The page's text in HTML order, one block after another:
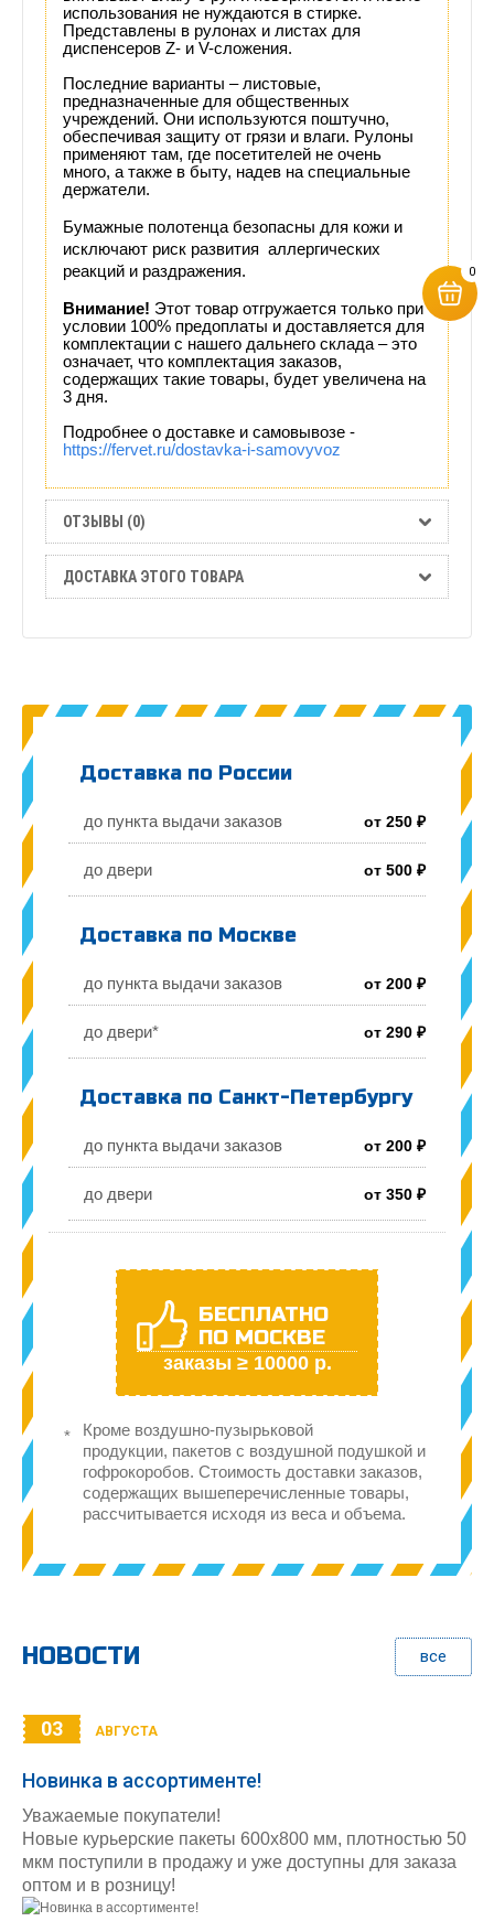
использования не нуждаются в стирке.
Представлены в рулонах и листах для
диспенсеров Z- и V-сложения.
Последние варианты – листовые,
предназначенные для общественных
учреждений. Они используются поштучно,
обеспечивая защиту от грязи и влаги. Рулоны
применяют там, где посетителей не очень
много, а также в быту, надев на специальные
держатели.
Бумажные полотенца безопасны для кожи и
исключают риск развития  аллергических
реакций и раздражения.
Внимание! Этот товар отгружается только при
условии 100% предоплаты и доставляется для
комплектации с нашего дальнего склада – это
означает, что комплектация заказов,
содержащих такие товары, будет увеличена на
3 дня.
Подробнее о доставке и самовывозе -
https://fervet.ru/dostavka-i-samovyvoz
ОТЗЫВЫ (0)
ДОСТАВКА ЭТОГО ТОВАРА
Доставка по России
до пункта выдачи заказов от 250 ₽
до двери от 500 ₽
Доставка по Москве
до пункта выдачи заказов от 200 ₽
до двери* от 290 ₽
Доставка по Санкт-Петербургу
до пункта выдачи заказов от 200 ₽
до двери от 350 ₽
БЕСПЛАТНО
ПО МОСКВЕ
заказы ≥ 10000 р.
Кроме воздушно-пузырьковой
продукции, пакетов с воздушной подушкой и
гофрокоробов. Стоимость доставки заказов,
содержащих вышеперечисленные товары,
рассчитывается исходя из веса и объема.
НОВОСТИ все
03 АВГУСТА
Новинка в ассортименте!
Уважаемые покупатели!
Новые курьерские пакеты 600х800 мм, плотностью 50
мкм поступили в продажу и уже доступны для заказа
оптом и в розницу!
0